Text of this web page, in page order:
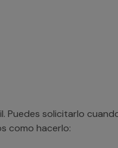
Puedes solicitarlo
como hacerlo: